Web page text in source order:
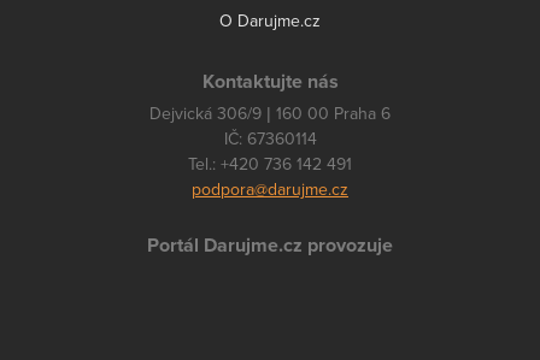
O Darujme.cz
Kontaktujte nás
Dejvická 306/9 | 160 00 Praha 6
IČ: 67360114
Tel.: +420 736 142 491
podpora@darujme.cz
Portál Darujme.cz provozuje